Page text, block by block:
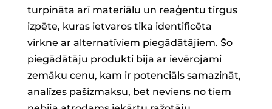
turpināta arī materiālu un reaģentu tirgus
izpēte, kuras ietvaros tika identificēta
virkne ar alternatīviem piegādātājiem. Šo
piegādātāju produkti bija ar ievērojami
zemāku cenu, kam ir potenciāls samazināt,
analīzes pašizmaksu, bet neviens no tiem